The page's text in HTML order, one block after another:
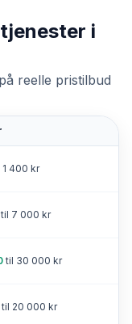
i
reelle pristilbud
1 400 kr
til 7 000 kr
til 30 000 kr
til 20 000 kr